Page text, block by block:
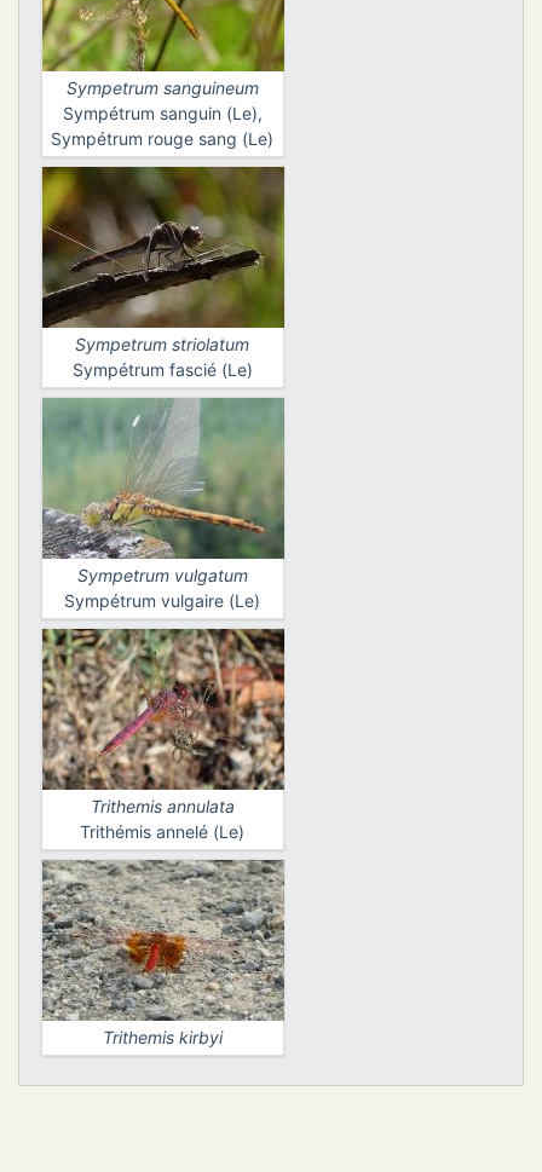
Sympetrum sanguineum
Sympétrum sanguin (Le),
Sympétrum rouge sang (Le)
Sympetrum striolatum
Sympétrum fascié (Le)
Sympetrum vulgatum
Sympétrum vulgaire (Le)
Trithemis annulata
Trithémis annelé (Le)
Trithemis kirbyi